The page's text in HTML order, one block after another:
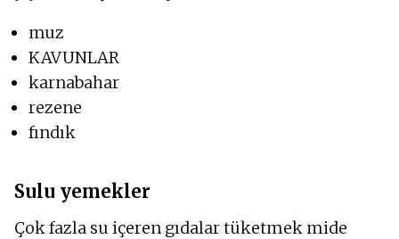
muz
KAVUNLAR
karnabahar
rezene
fındık
Sulu yemekler
Çok fazla su içeren gıdalar tüketmek mide